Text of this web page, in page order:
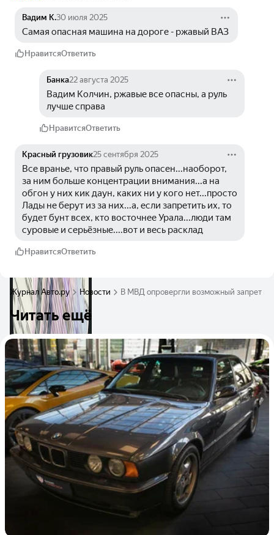
Вадим К.30 июля 2025
Самая опасная машина на дороге - ржавый ВАЗ
НравитсяОтветить
Банка22 августа 2025
Вадим Колчин, ржавые все опасны, а руль
лучше справа
НравитсяОтветить
Красный грузовик25 сентября 2025
Все вранье, что правый руль опасен...наоборот,
за ним больше концентрации внимания...а на
обгон у них кик даун, каких ни у кого нет...просто
Лады не берут из за них...а, если запретить их, то
будет бунт всех, кто восточнее Урала...люди там
суровые и серьёзные....вот и весь расклад
НравитсяОтветить
Журнал Авто.ру Новости В МВД опровергли возможный запрет
Читать ещё